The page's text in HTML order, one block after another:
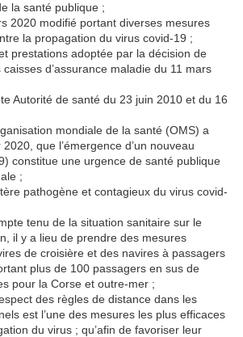
la santé publique ;
2020 modifié portant diverses mesures
la propagation du virus covid-19 ;
prestations adoptée par la décision de
caisses d’assurance maladie du 11 mars
Autorité de santé du 23 juin 2010 et du 16
mondiale de la santé (OMS) a
que l’émergence d’un nouveau
constitue une urgence de santé publique
;
pathogène et contagieux du virus covid-
tenu de la situation sanitaire sur le
il y a lieu de prendre des mesures
de croisière et des navires à passagers
plus de 100 passagers en sus de
pour la Corse et outre-mer ;
des règles de distance dans les
est l’une des mesures les plus efficaces
du virus ; qu’afin de favoriser leur